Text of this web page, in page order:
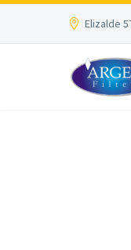
Elizalde